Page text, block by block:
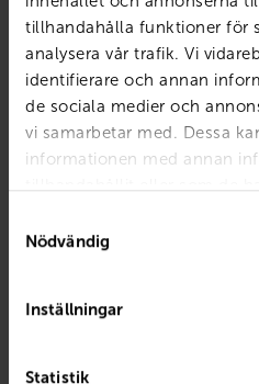
tillhandahålla funktioner för
analysera vår trafik. Vi
identifierare och annan
de sociala medier och
vi samarbetar med. Dessa
informationen med annan
tillhandahållit eller som de
Nödvändig
Inställningar
Statistik